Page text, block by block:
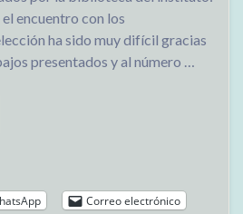
encuentro con los
ha sido muy difícil gracias
presentados y al número …
Correo electrónico